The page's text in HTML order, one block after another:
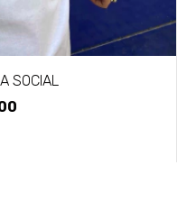
SOCIAL